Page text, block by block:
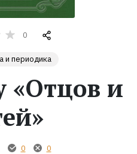
0
и периодика
«Отцов и
0 0